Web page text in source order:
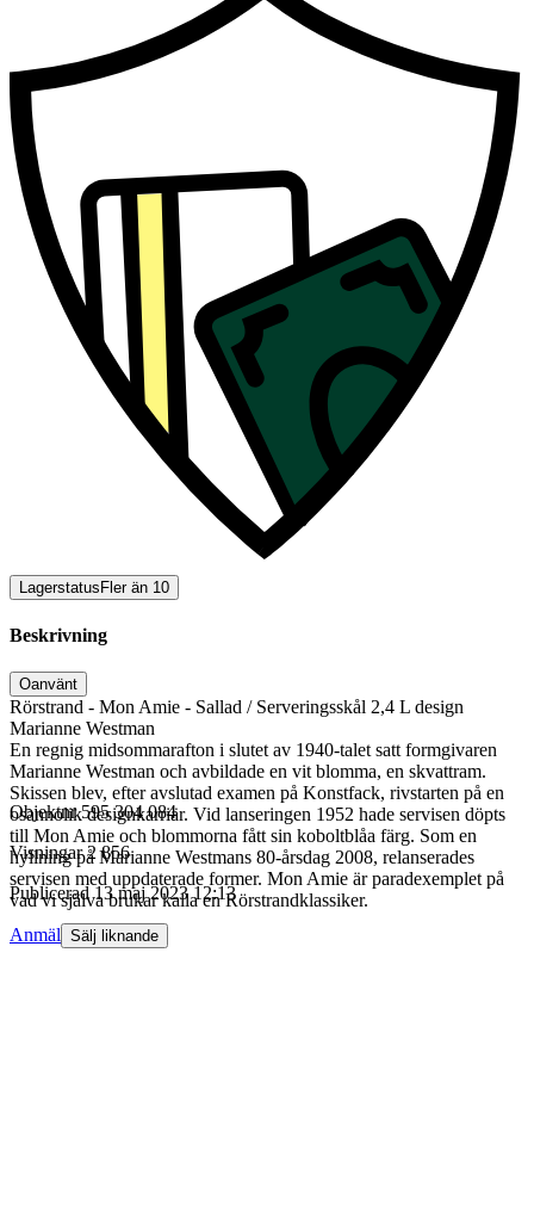
Lagerstatus Fler än 10
Beskrivning
Oanvänt
Rörstrand - Mon Amie - Sallad / Serveringsskål 2,4 L design
Marianne Westman
En regnig midsommarafton i slutet av 1940-talet satt formgivaren
Marianne Westman och avbildade en vit blomma, en skvattram.
Skissen blev, efter avslutad examen på Konstfack, rivstarten på en
osannolik designkarriär. Vid lanseringen 1952 hade servisen döpts
till Mon Amie och blommorna fått sin koboltblåa färg. Som en
hyllning på Marianne Westmans 80-årsdag 2008, relanserades
servisen med uppdaterade former. Mon Amie är paradexemplet på
vad vi själva brukar kalla en Rörstrandklassiker.
Objektnr 595 304 084
Visningar 2 856
Publicerad 13 maj 2023 12:13
Anmäl Sälj liknande